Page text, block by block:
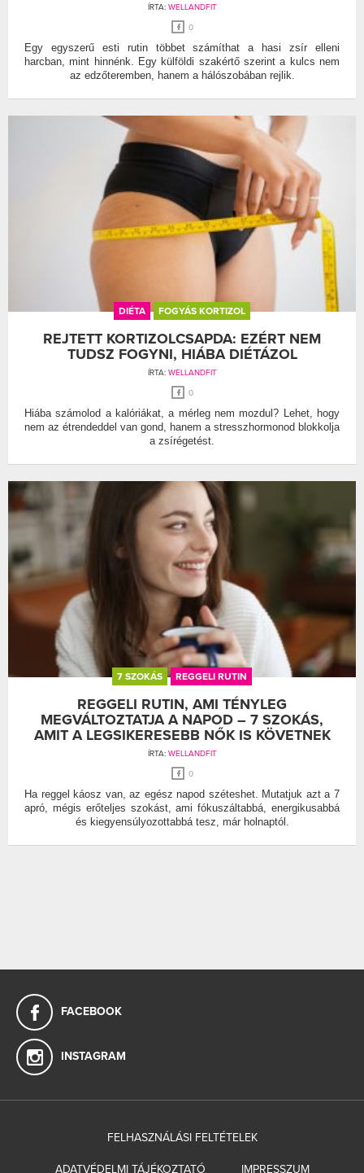
ÍRTA: WELLANDFIT
0
Egy egyszerű esti rutin többet számíthat a hasi zsír elleni
harcban, mint hinnénk. Egy külföldi szakértő szerint a kulcs nem
az edzőteremben, hanem a hálószobában rejlik.
DIÉTA FOGYÁS KORTIZOL
REJTETT KORTIZOLCSAPDA: EZÉRT NEM
TUDSZ FOGYNI, HIÁBA DIÉTÁZOL
ÍRTA: WELLANDFIT
0
Hiába számolod a kalóriákat, a mérleg nem mozdul? Lehet, hogy
nem az étrendeddel van gond, hanem a stresszhormonod blokkolja
a zsírégetést.
7 SZOKÁS REGGELI RUTIN
REGGELI RUTIN, AMI TÉNYLEG
MEGVÁLTOZTATJA A NAPOD – 7 SZOKÁS,
AMIT A LEGSIKERESEBB NŐK IS KÖVETNEK
ÍRTA: WELLANDFIT
0
Ha reggel káosz van, az egész napod széteshet. Mutatjuk azt a 7
apró, mégis erőteljes szokást, ami fókuszáltabbá, energikusabbá
és kiegyensúlyozottabbá tesz, már holnaptól.
FACEBOOK
INSTAGRAM
FELHASZNÁLÁSI FELTÉTELEK
ADATVÉDELMI TÁJÉKOZTATÓ IMPRESSZUM